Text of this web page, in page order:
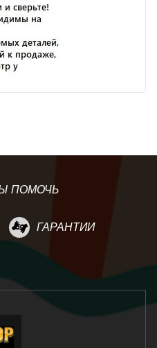
ПОМОЧЬ
ГАРАНТИИ